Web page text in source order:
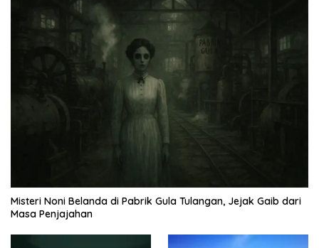
Misteri Noni Belanda di Pabrik Gula Tulangan, Jejak Gaib dari
Masa Penjajahan